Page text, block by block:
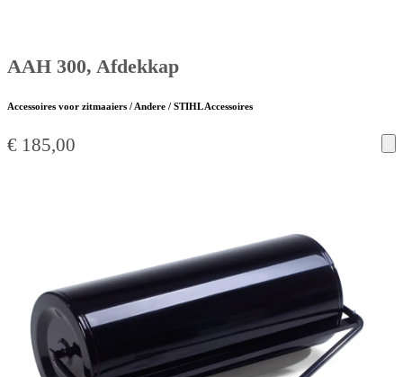
AAH 300, Afdekkap
Accessoires voor zitmaaiers / Andere / STIHL Accessoires
€ 185,00